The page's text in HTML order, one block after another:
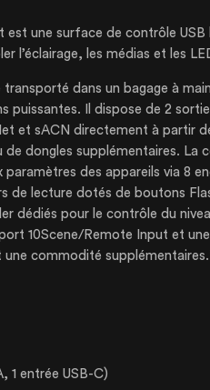
une surface de contrôle USB
l’éclairage, les médias et les
dans un bagage à
Il dispose de 2
et sACN directement à partir
de dongles supplémentaires. La
des appareils via 8
de lecture dotés de boutons
dédiés pour le contrôle du
10Scene/Remote Input et
commodité
1 entrée USB-C)